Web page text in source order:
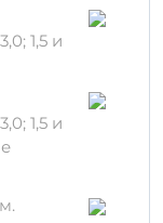
В
сорта;
для
1,5 и
1,5 и